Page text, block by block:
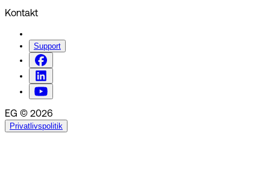
Kontakt
Support
EG © 2026
Privatlivspolitik